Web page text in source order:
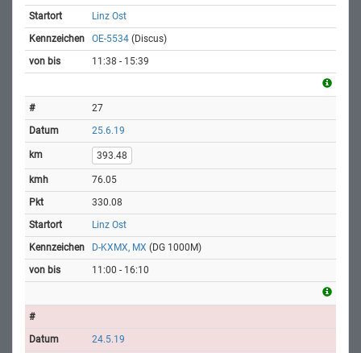
Linz Ost
OE-5534 (Discus)
11:38 - 15:39
27
25.6.19
393.48
76.05
330.08
Linz Ost
D-KXMX, MX (DG 1000M)
11:00 - 16:10
24.5.19